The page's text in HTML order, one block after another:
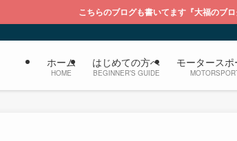
こちらのブログも書いてます『大福のブログ ライカを持って膝
ホーム
HOME
はじめての方へ
BEGINNER’S GUIDE
モータースポ